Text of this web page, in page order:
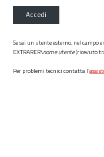
Accedi
Se sei un utente esterno, nel campo
EXTRARER\nome utente(ricevuto
Per problemi tecnici contatta l’